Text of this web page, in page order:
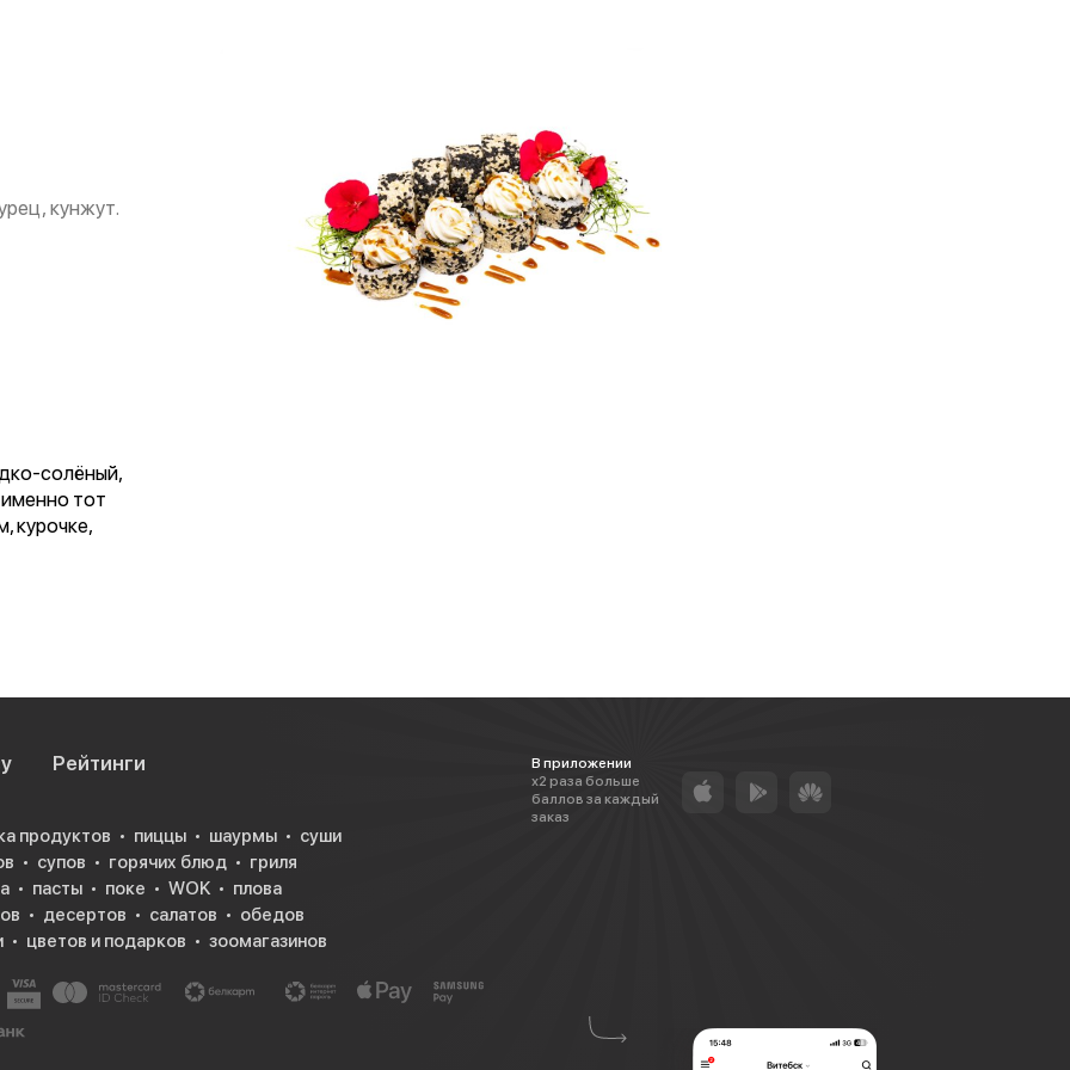
кунжут.
солёный,
тот
курочке,
мясные,
поистине
с суши,
А ещё
Рейтинги
В приложении
х2 раза больше
баллов за каждый
заказ
продуктов пиццы шаурмы
суши
супов горячих блюд
гриля
пасты поке WOK
плова
десертов салатов
обедов
цветов и подарков зоомагазинов